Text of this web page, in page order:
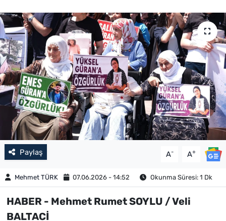
Paylaş A- A+
Mehmet TÜRK 07.06.2026 - 14:52 Okunma Süresi: 1 Dk
HABER - Mehmet Rumet SOYLU / Veli
BALTACİ